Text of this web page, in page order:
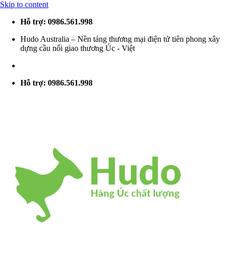
Skip to content
Hỗ trợ: 0986.561.998
Hudo Australia – Nền tảng thương mại điện tử tiên phong xây
dựng cầu nối giao thương Úc - Việt
Hỗ trợ: 0986.561.998